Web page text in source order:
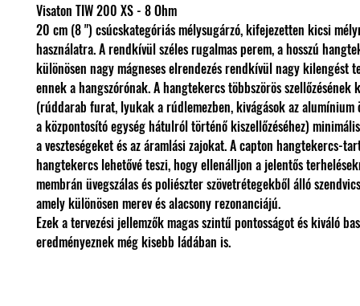
Visaton TIW 200 XS - 8 Ohm
20 cm (8 ") csúcskategóriás mélysugárzó, kifejezetten kicsi
használatra. A rendkívül széles rugalmas perem, a hosszú
különösen nagy mágneses elrendezés rendkívül nagy kilengést
ennek a hangszórónak. A hangtekercs többszörös szellőzésének
(rúddarab furat, lyukak a rúdlemezben, kivágások az alumínium
a központosító egység hátulról történő kiszellőzéséhez)
a veszteségeket és az áramlási zajokat. A capton hangtekercs-
hangtekercs lehetővé teszi, hogy ellenálljon a jelentős
membrán üvegszálas és poliészter szövetrétegekből álló
amely különösen merev és alacsony rezonanciájú.
Ezek a tervezési jellemzők magas szintű pontosságot és kiváló
eredményeznek még kisebb ládában is.